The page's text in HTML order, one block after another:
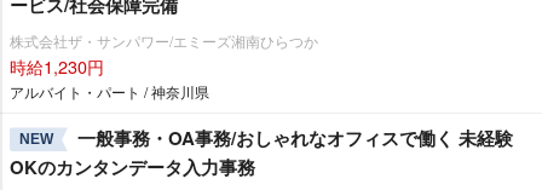
株式会社ザ・サンパワー/エミーズ湘南ひらつか
時給1,230円
アルバイト・パート / 神奈川県
NEW
一般事務・OA事務/おしゃれなオフィスで働く 未経験
OKのカンタンデータ入力事務